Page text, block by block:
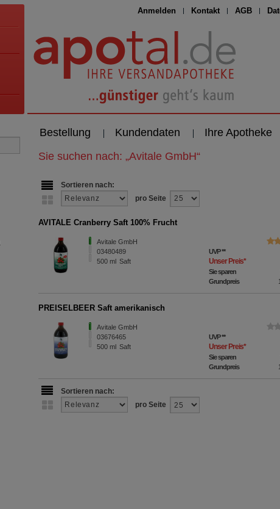
Anmelden Kontakt AGB
Bestellung Kundendaten Ihre Apotheke
Sie suchen nach: „Avitale GmbH“
Sortieren nach:
pro Seite
AVITALE Cranberry Saft 100% Frucht
Avitale GmbH
03480489
500 ml Saft
UVP**
Unser Preis*
Sie sparen
Grundpreis
PREISELBEER Saft amerikanisch
Avitale GmbH
03676465
500 ml Saft
UVP**
Unser Preis*
Sie sparen
Grundpreis
Sortieren nach:
pro Seite